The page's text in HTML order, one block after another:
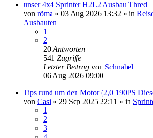
unser 4x4 Sprinter H2L2 Ausbau Thred
von röma » 03 Aug 2026 13:32 » in
Ausbauten
1
2
20 Antworten
541 Zugriffe
Letzter Beitrag von Schnabel
06 Aug 2026 09:00
Tips rund um den Motor (2,0 190PS
von Casi » 29 Sep 2025 22:11 » in
1
2
3